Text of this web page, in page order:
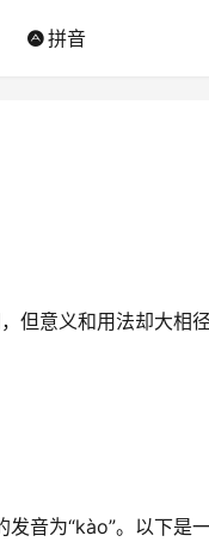
拼音
意义和用法却大相
音为“kào”。以下是一